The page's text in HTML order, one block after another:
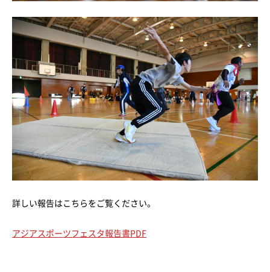
詳しい報告はこちらをご覧ください。
アジアスポーツフェスタ報告書PDF